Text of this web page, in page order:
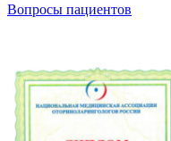
Вопросы пациентов